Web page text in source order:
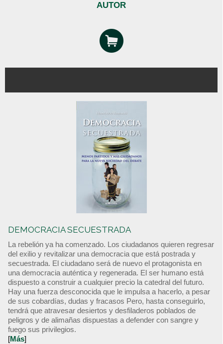
AUTOR
DEMOCRACIA SECUESTRADA
La rebelión ya ha comenzado. Los ciudadanos quieren regresar
del exilio y revitalizar una democracia que está postrada y
secuestrada. El ciudadano será de nuevo el protagonista en
una democracia auténtica y regenerada. El ser humano está
dispuesto a construir a cualquier precio la catedral del futuro.
Hay una fuerza desconocida que le impulsa a hacerlo, a pesar
de sus cobardías, dudas y fracasos Pero, hasta conseguirlo,
tendrá que atravesar desiertos y desfiladeros poblados de
peligros y de alimañas dispuestas a defender con sangre y
fuego sus privilegios.
[Más]